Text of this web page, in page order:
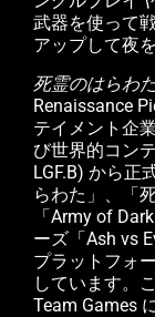
武器を使って
アップして夜
死霊のはらわ
Renaissance
テイメント企
び世界的コン
LGF.B) から正
らわた」、「
「Army of
ーズ「Ash vs
プラットフォ
しています。
Team Games